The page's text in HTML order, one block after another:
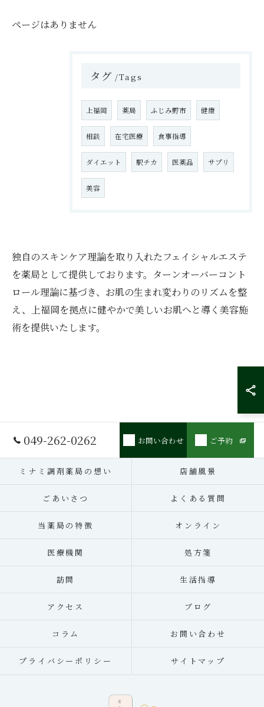
ページはありません
タグ Tags
上福岡 薬局 ふじみ野市 健康
相談 在宅医療 食事指導
ダイエット 駅チカ 医薬品 サプリ
美容
独自のスキンケア理論を取り入れたフェイシャルエステ
を薬局として提供しております。ターンオーバーコント
ロール理論に基づき、お肌の生まれ変わりのリズムを整
え、上福岡を拠点に健やかで美しいお肌へと導く美容施
術を提供いたします。
049-262-0262 お問い合わせ ご予約
ミナミ調剤薬局の想い 店舗風景
ごあいさつ よくある質問
当薬局の特徴 オンライン
医療機関 処方箋
訪問 生活指導
アクセス ブログ
コラム お問い合わせ
プライバシーポリシー サイトマップ